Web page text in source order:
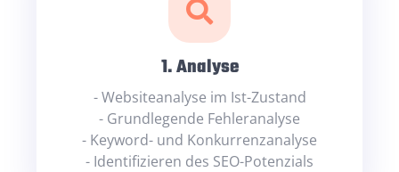
1. Analyse
- Websiteanalyse im Ist-Zustand
- Grundlegende Fehleranalyse
- Keyword- und Konkurrenzanalyse
- Identifizieren des SEO-Potenzials